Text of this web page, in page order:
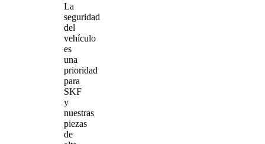
La
seguridad
del
vehículo
es
una
prioridad
para
SKF
y
nuestras
piezas
de